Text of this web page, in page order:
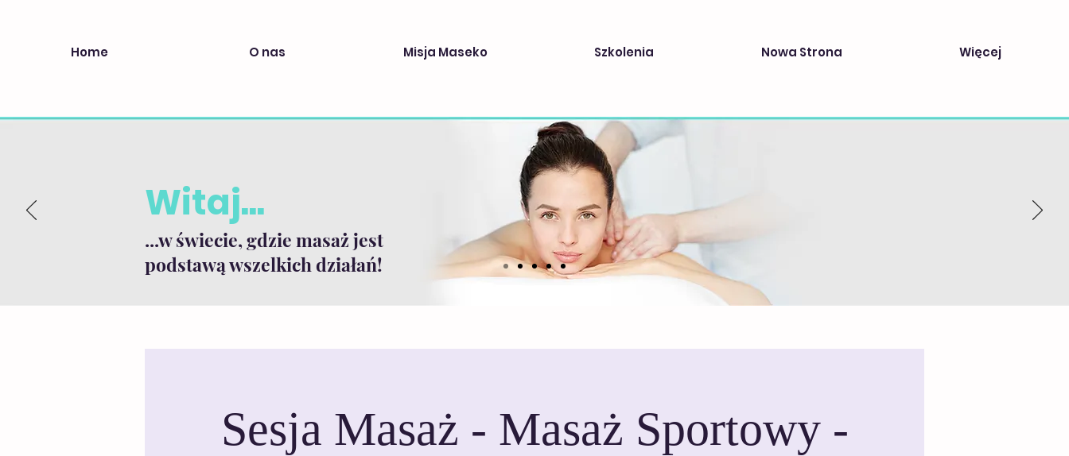
Home O nas Misja Maseko Szkolenia Nowa Strona Więcej
Witaj...
...w świecie, gdzie masaż jest
podstawą wszelkich działań!
Sesja Masaż - Masaż Sportowy -